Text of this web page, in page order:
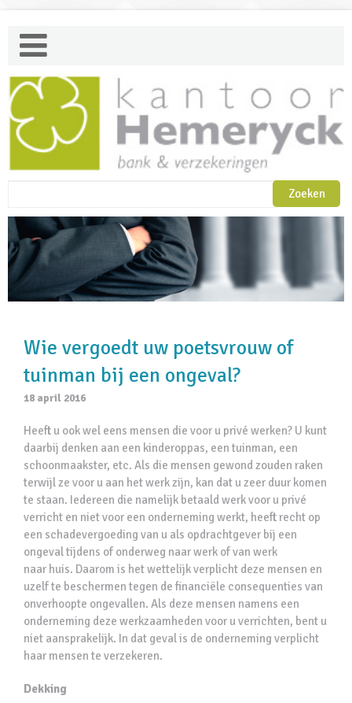
Wie vergoedt uw poetsvrouw of
tuinman bij een ongeval?
18 april 2016
Heeft u ook wel eens mensen die voor u privé werken? U kunt
daarbij denken aan een kinderoppas, een tuinman, een
schoonmaakster, etc. Als die mensen gewond zouden raken
terwijl ze voor u aan het werk zijn, kan dat u zeer duur komen
te staan. Iedereen die namelijk betaald werk voor u privé
verricht en niet voor een onderneming werkt, heeft recht op
een schadevergoeding van u als opdrachtgever bij een
ongeval tijdens of onderweg naar werk of van werk
naar huis. Daarom is het wettelijk verplicht deze mensen en
uzelf te beschermen tegen de financiële consequenties van
onverhoopte ongevallen. Als deze mensen namens een
onderneming deze werkzaamheden voor u verrichten, bent u
niet aansprakelijk. In dat geval is de onderneming verplicht
haar mensen te verzekeren.
Dekking